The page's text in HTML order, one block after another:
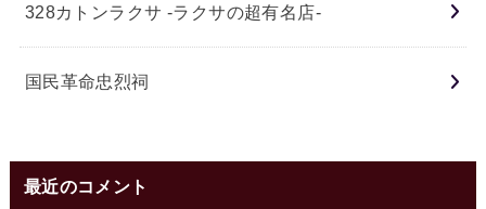
328カトンラクサ -ラクサの超有名店-
国民革命忠烈祠
最近のコメント